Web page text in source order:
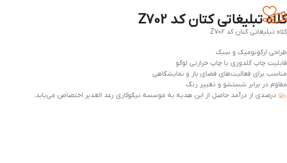
کلاه تبلیغاتی کتان کد Z702
کلاه تبلیغاتی کتان کد Z702
طراحی ارگونومیک و سبک
قابلیت چاپ گلدوزی یا چاپ حرارتی لوگو
مناسب برای فعالیت‌های فضای باز و نمایشگاهی
مقاوم در برابر شستشو و تغییر رنگ
درصدی از درآمد حاصل از این هدیه به موسسه نیکوکاری رعد الغدیر اختصاص می‌یابد.